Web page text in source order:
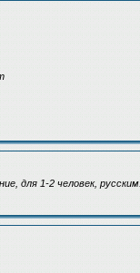
для 1-2 человек, русским.